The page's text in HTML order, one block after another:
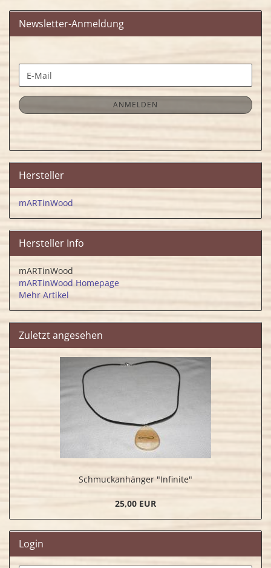
Newsletter-Anmeldung
WEITER
ZUR
NEWSLETTER-
ANMELDUNG
E-
Mail
ANMELDEN
Hersteller
mARTinWood
Hersteller Info
mARTinWood
mARTinWood Homepage
Mehr Artikel
Zuletzt angesehen
Schmuckanhänger "Infinite"
25,00 EUR
Login